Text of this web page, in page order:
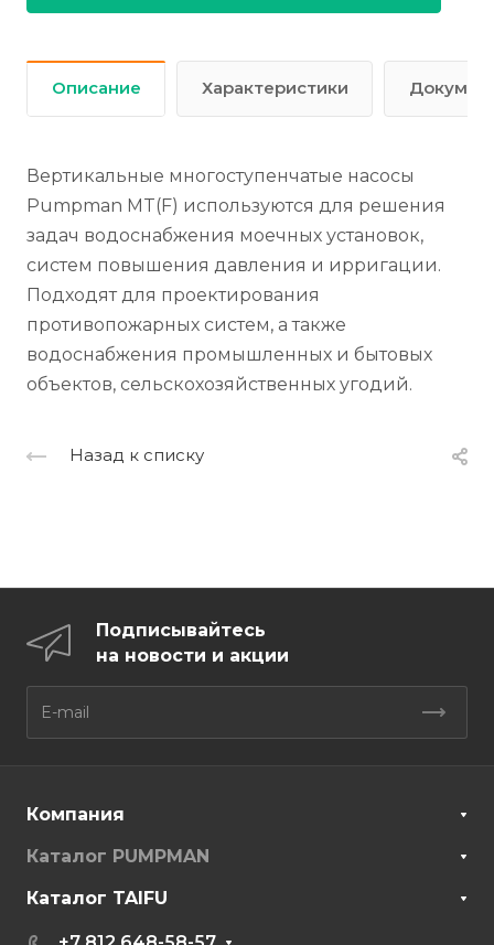
Описание Характеристики
Вертикальные многоступенчатые насосы
Pumpman MT(F) используются для решения
задач водоснабжения моечных установок,
систем повышения давления и ирригации.
Подходят для проектирования
противопожарных систем, а также
водоснабжения промышленных и бытовых
объектов, сельскохозяйственных угодий.
Назад к списку
Подписывайтесь
на новости и акции
Компания
Каталог PUMPMAN
Каталог TAIFU